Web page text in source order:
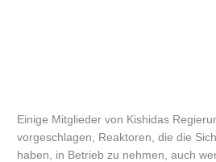
Einige Mitglieder von Kishidas
vorgeschlagen, Reaktoren, die die
haben, in Betrieb zu nehmen, auch